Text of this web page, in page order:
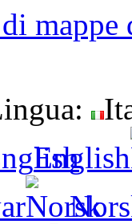
English